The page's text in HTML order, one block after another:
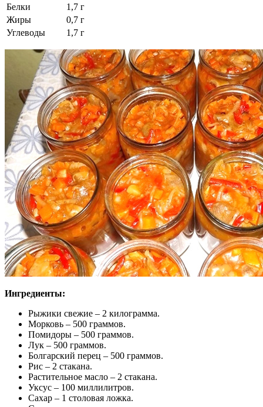
Белки
1,7 г
Жиры
0,7 г
Углеводы
1,7 г
Ингредиенты:
Рыжики свежие – 2 килограмма.
Морковь – 500 граммов.
Помидоры – 500 граммов.
Лук – 500 граммов.
Болгарский перец – 500 граммов.
Рис – 2 стакана.
Растительное масло – 2 стакана.
Уксус – 100 миллилитров.
Сахар – 1 столовая ложка.